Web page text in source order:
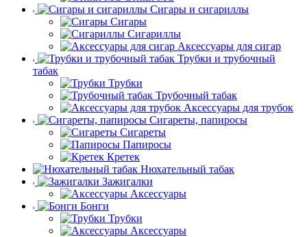
Сигары и сигариллы
Сигары
Сигариллы
Аксессуары для сигар
Трубки и трубочный
табак
Трубки
Трубочный табак
Аксессуары для трубок
Сигареты, папиросы
Сигареты
Папиросы
Кретек
Нюхательный табак
Зажигалки
Аксессуары
Бонги
Трубки
Аксессуары